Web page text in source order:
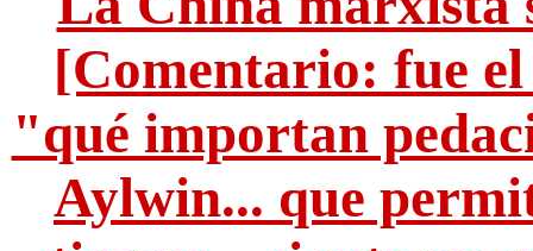
[Comentario: fue
"qué importan
Aylwin... que